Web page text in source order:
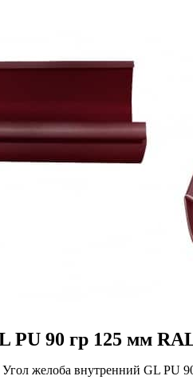
PU 90 гр 125 мм
Угол желоба внутренний GL PU